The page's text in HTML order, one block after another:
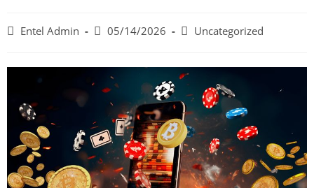
Entel Admin 05/14/2026 Uncategorized